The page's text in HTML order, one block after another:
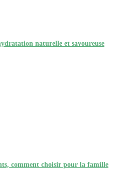
naturelle et savoureuse
comment choisir pour la famille